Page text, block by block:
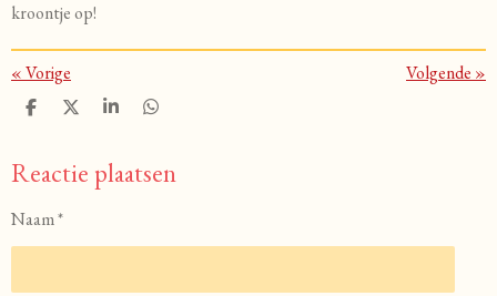
kroontje op!
«Vorige Volgende »
D
e
n
D
l
S
r
e
D
e
n
Reactie plaatsen
Naam *